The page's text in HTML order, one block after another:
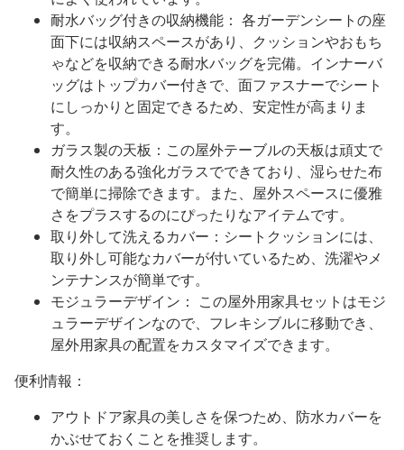
耐水バッグ付きの収納機能： 各ガーデンシートの座
面下には収納スペースがあり、クッションやおもち
ゃなどを収納できる耐水バッグを完備。インナーバ
ッグはトップカバー付きで、面ファスナーでシート
にしっかりと固定できるため、安定性が高まりま
す。
ガラス製の天板：この屋外テーブルの天板は頑丈で
耐久性のある強化ガラスでできており、湿らせた布
で簡単に掃除できます。また、屋外スペースに優雅
さをプラスするのにぴったりなアイテムです。
取り外して洗えるカバー：シートクッションには、
取り外し可能なカバーが付いているため、洗濯やメ
ンテナンスが簡単です。
モジュラーデザイン： この屋外用家具セットはモジ
ュラーデザインなので、フレキシブルに移動でき、
屋外用家具の配置をカスタマイズできます。
便利情報：
アウトドア家具の美しさを保つため、防水カバーを
かぶせておくことを推奨します。